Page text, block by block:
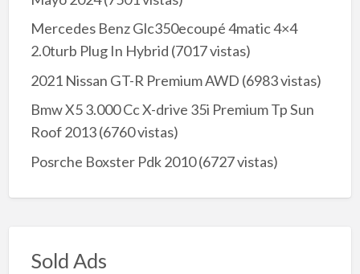
Mercedes Benz Glc350ecoupé 4matic 4×4
2.0turb Plug In Hybrid (7017 vistas)
2021 Nissan GT-R Premium AWD (6983 vistas)
Bmw X5 3.000 Cc X-drive 35i Premium Tp Sun
Roof 2013(6760 vistas)
Posrche Boxster Pdk 2010(6727 vistas)
Sold Ads